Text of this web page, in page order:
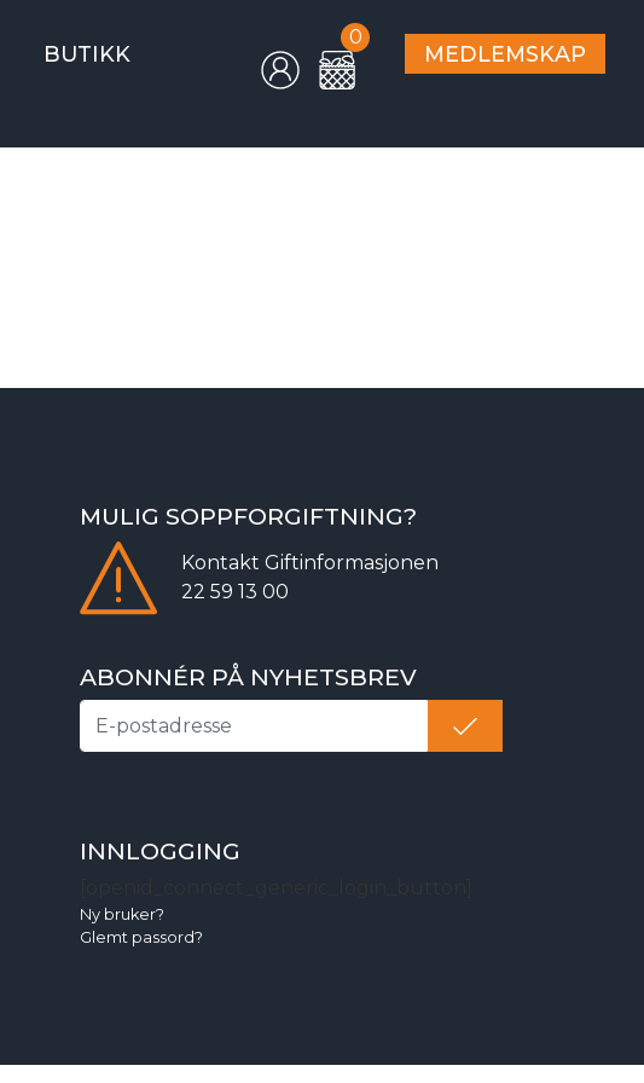
BUTIKK
0
MEDLEMSKAP
MULIG SOPPFORGIFTNING?
Kontakt Giftinformasjonen
22 59 13 00
ABONNÉR PÅ NYHETSBREV
INNLOGGING
Ny bruker?
Glemt passord?